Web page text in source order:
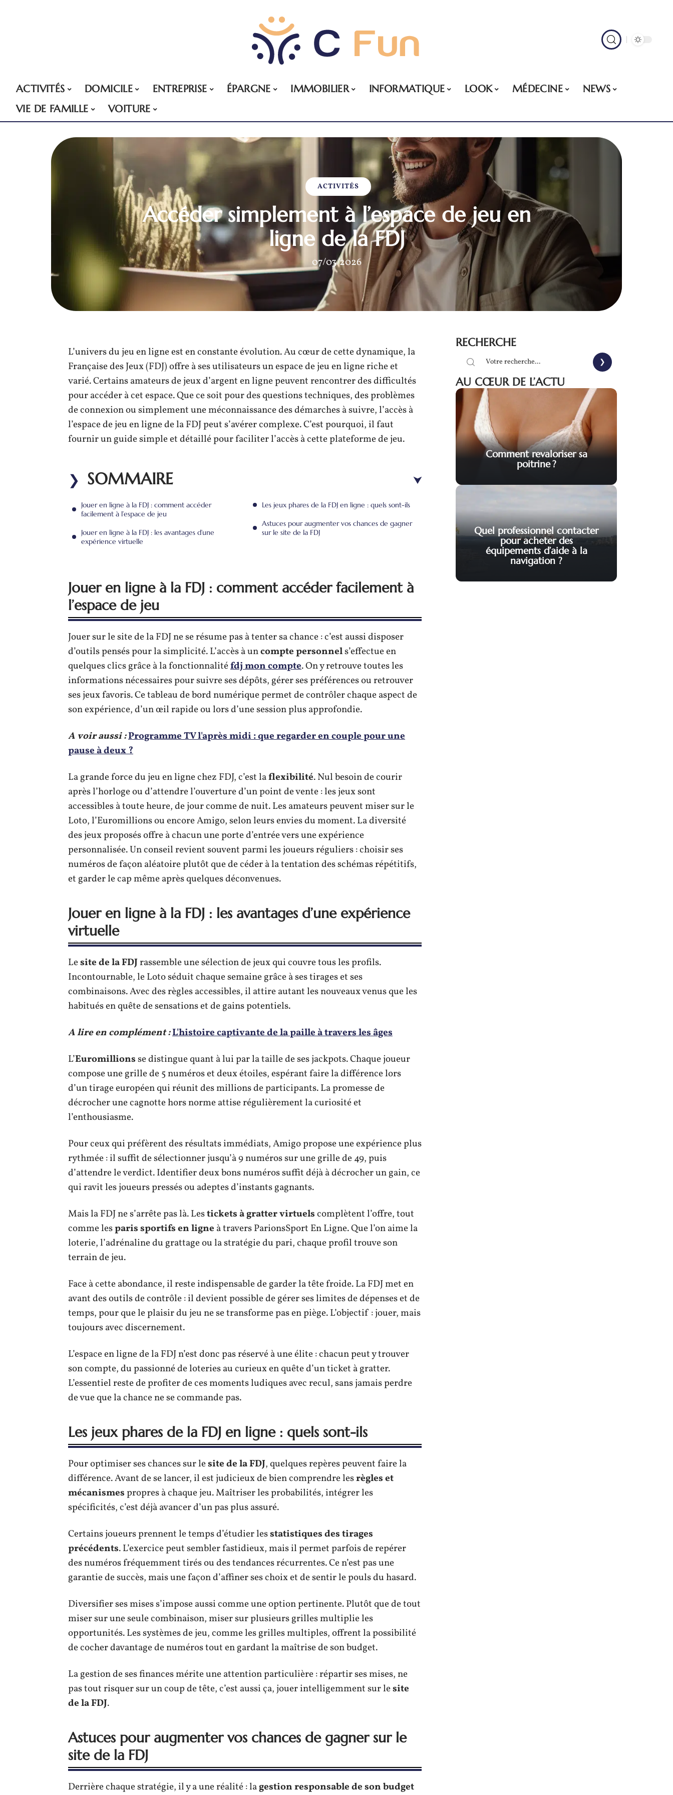
ACTIVITÉS DOMICILE ENTREPRISE ÉPARGNE IMMOBILIER INFORMATIQUE LOOK MÉDECINE
NEWS
VIE DE FAMILLE
VOITURE
ACTIVITÉS
Accéder simplement à l’espace de jeu en
ligne de la FDJ
07/03/2026
L’univers du jeu en ligne est en constante évolution. Au cœur de cette dynamique, la
Française des Jeux (FDJ) offre à ses utilisateurs un espace de jeu en ligne riche et
varié. Certains amateurs de jeux d’argent en ligne peuvent rencontrer des difficultés
pour accéder à cet espace. Que ce soit pour des questions techniques, des problèmes
de connexion ou simplement une méconnaissance des démarches à suivre, l’accès à
l’espace de jeu en ligne de la FDJ peut s’avérer complexe. C’est pourquoi, il faut
fournir un guide simple et détaillé pour faciliter l’accès à cette plateforme de jeu.
SOMMAIRE
Jouer en ligne à la FDJ : comment accéder
facilement à l’espace de jeu
Jouer en ligne à la FDJ : les avantages d’une
expérience virtuelle
Les jeux phares de la FDJ en ligne : quels sont-ils
Astuces pour augmenter vos chances de gagner
sur le site de la FDJ
Jouer en ligne à la FDJ : comment accéder facilement à
l’espace de jeu
Jouer sur le site de la FDJ ne se résume pas à tenter sa chance : c’est aussi disposer
d’outils pensés pour la simplicité. L’accès à uncompte personnels’effectue en
quelques clics grâce à la fonctionnalitéfdj mon compte. On y retrouve toutes les
informations nécessaires pour suivre ses dépôts, gérer ses préférences ou retrouver
ses jeux favoris. Ce tableau de bord numérique permet de contrôler chaque aspect de
son expérience, d’un œil rapide ou lors d’une session plus approfondie.
A voir aussi :Programme TV l'après midi : que regarder en couple pour une
pause à deux ?
La grande force du jeu en ligne chez FDJ, c’est laflexibilité. Nul besoin de courir
après l’horloge ou d’attendre l’ouverture d’un point de vente : les jeux sont
accessibles à toute heure, de jour comme de nuit. Les amateurs peuvent miser sur le
Loto, l’Euromillions ou encore Amigo, selon leurs envies du moment. La diversité
des jeux proposés offre à chacun une porte d’entrée vers une expérience
personnalisée. Un conseil revient souvent parmi les joueurs réguliers : choisir ses
numéros de façon aléatoire plutôt que de céder à la tentation des schémas répétitifs,
et garder le cap même après quelques déconvenues.
Jouer en ligne à la FDJ : les avantages d’une expérience
virtuelle
Lesite de la FDJrassemble une sélection de jeux qui couvre tous les profils.
Incontournable, le Loto séduit chaque semaine grâce à ses tirages et ses
combinaisons. Avec des règles accessibles, il attire autant les nouveaux venus que les
habitués en quête de sensations et de gains potentiels.
A lire en complément :L'histoire captivante de la paille à travers les âges
L’Euromillionsse distingue quant à lui par la taille de ses jackpots. Chaque joueur
compose une grille de 5 numéros et deux étoiles, espérant faire la différence lors
d’un tirage européen qui réunit des millions de participants. La promesse de
décrocher une cagnotte hors norme attise régulièrement la curiosité et
l’enthousiasme.
Pour ceux qui préfèrent des résultats immédiats, Amigo propose une expérience plus
rythmée : il suffit de sélectionner jusqu’à 9 numéros sur une grille de 49, puis
d’attendre le verdict. Identifier deux bons numéros suffit déjà à décrocher un gain, ce
qui ravit les joueurs pressés ou adeptes d’instants gagnants.
Mais la FDJ ne s’arrête pas là. Lestickets à gratter virtuelscomplètent l’offre, tout
comme lesparis sportifs en ligne à travers ParionsSport En Ligne. Que l’on aime la
loterie, l’adrénaline du grattage ou la stratégie du pari, chaque profil trouve son
terrain de jeu.
Face à cette abondance, il reste indispensable de garder la tête froide. La FDJ met en
avant des outils de contrôle : il devient possible de gérer ses limites de dépenses et de
temps, pour que le plaisir du jeu ne se transforme pas en piège. L’objectif : jouer, mais
toujours avec discernement.
L’espace en ligne de la FDJ n’est donc pas réservé à une élite : chacun peut y trouver
son compte, du passionné de loteries au curieux en quête d’un ticket à gratter.
L’essentiel reste de profiter de ces moments ludiques avec recul, sans jamais perdre
de vue que la chance ne se commande pas.
Les jeux phares de la FDJ en ligne : quels sont-ils
Pour optimiser ses chances sur lesite de la FDJ, quelques repères peuvent faire la
différence. Avant de se lancer, il est judicieux de bien comprendre lesrègles et
mécanismespropres à chaque jeu. Maîtriser les probabilités, intégrer les
spécificités, c’est déjà avancer d’un pas plus assuré.
Certains joueurs prennent le temps d’étudier lesstatistiques des tirages
précédents. L’exercice peut sembler fastidieux, mais il permet parfois de repérer
des numéros fréquemment tirés ou des tendances récurrentes. Ce n’est pas une
garantie de succès, mais une façon d’affiner ses choix et de sentir le pouls du hasard.
Diversifier ses mises s’impose aussi comme une option pertinente. Plutôt que de tout
miser sur une seule combinaison, miser sur plusieurs grilles multiplie les
opportunités. Les systèmes de jeu, comme les grilles multiples, offrent la possibilité
de cocher davantage de numéros tout en gardant la maîtrise de son budget.
La gestion de ses finances mérite une attention particulière : répartir ses mises, ne
pas tout risquer sur un coup de tête, c’est aussi ça, jouer intelligemment sur lesite
de la FDJ.
Astuces pour augmenter vos chances de gagner sur le
site de la FDJ
Derrière chaque stratégie, il y a une réalité : lagestion responsable de son budget
RECHERCHE
AU CŒUR DE L’ACTU
Comment revaloriser sa
poitrine ?
Quel professionnel contacter
pour acheter des
équipements d’aide à la
navigation ?